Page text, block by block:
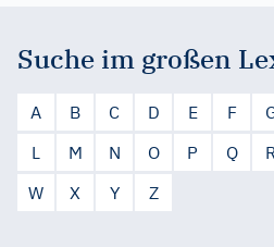
Suche im großen
A B C D E F
L
M N O P Q R
W
X Y Z